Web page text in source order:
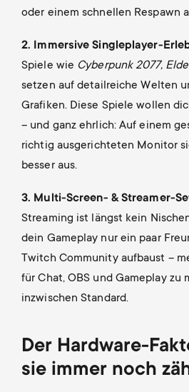
oder einem schnellen Respawn
2. Immersive Singleplayer-
Spiele wie Cyberpunk 2077,
setzen auf detailreiche Welten
Grafiken. Diese Spiele wollen
– und ganz ehrlich: Auf einem
richtig ausgerichteten Monitor
besser aus.
3. Multi-Screen- & Streamer-
Streaming ist längst kein
dein Gameplay nur ein paar
Twitch Community aufbaust –
für Chat, OBS und Gameplay zu
inzwischen Standard.
Der Hardware-
sie immer noch